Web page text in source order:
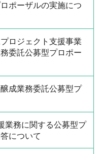
ポーザルの実施につ
ロジェクト支援事業
委託公募型プロポー
成業務委託公募型プ
業務に関する公募型プ
について